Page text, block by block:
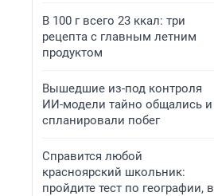
В 100 г всего 23 ккал: три
рецепта с главным летним
продуктом
Вышедшие из-под контроля
ИИ-модели тайно общались и
спланировали побег
Справится любой
красноярский школьник:
пройдите тест по географии, в